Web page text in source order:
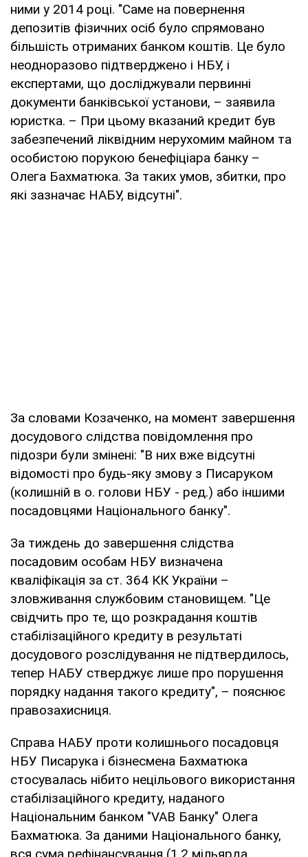
ними у 2014 році. "Саме на повернення
депозитів фізичних осіб було спрямовано
більшість отриманих банком коштів. Це було
неодноразово підтверджено і НБУ, і
експертами, що досліджували первинні
документи банківської установи, – заявила
юристка. – При цьому вказаний кредит був
забезпечений ліквідним нерухомим майном та
особистою порукою бенефіціара банку –
Олега Бахматюка. За таких умов, збитки, про
які зазначає НАБУ, відсутні".
За словами Козаченко, на момент завершення
досудового слідства повідомлення про
підозри були змінені: "В них вже відсутні
відомості про будь-яку змову з Писаруком
(колишній в о. голови НБУ - ред.) або іншими
посадовцями Національного банку".
За тиждень до завершення слідства
посадовим особам НБУ визначена
кваліфікація за ст. 364 КК України –
зловживання службовим становищем. "Це
свідчить про те, що розкрадання коштів
стабілізаційного кредиту в результаті
досудового розслідування не підтвердилось,
тепер НАБУ стверджує лише про порушення
порядку надання такого кредиту", – пояснює
правозахисниця.
Справа НАБУ проти колишнього посадовця
НБУ Писарука і бізнесмена Бахматюка
стосувалась нібито нецільового використання
стабілізаційного кредиту, наданого
Національним банком "VAB Банку" Олега
Бахматюка. За даними Національного банку,
вся сума рефінансування (1,2 мільярда